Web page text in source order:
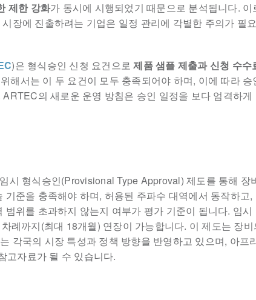
제한 강화가 동시에 시행되었기 때문으로 분석됩니다. 이
장에 진출하려는 기업은 일정 관리에 각별한 주의가 필
)은 형식승인 신청 요건으로제품 샘플 제출과 신청 수수
해서는 이 두 요건이 모두 충족되어야 하며, 이에 따라 승
의 새로운 운영 방침은 승인 일정을 보다 엄격하게
시 형식승인(Provisional Type Approval) 제도를 통해 장
준을 충족해야 하며, 허용된 주파수 대역에서 동작하고,
위를 초과하지 않는지 여부가 평가 기준이 됩니다. 임시
례까지(최대 18개월) 연장이 가능합니다. 이 제도는 장
각국의 시장 특성과 정책 방향을 반영하고 있으며, 아프
고자료가 될 수 있습니다.